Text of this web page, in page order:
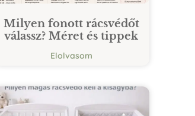
Milyen fonott rácsvédőt
válassz? Méret és tippek
Elolvasom